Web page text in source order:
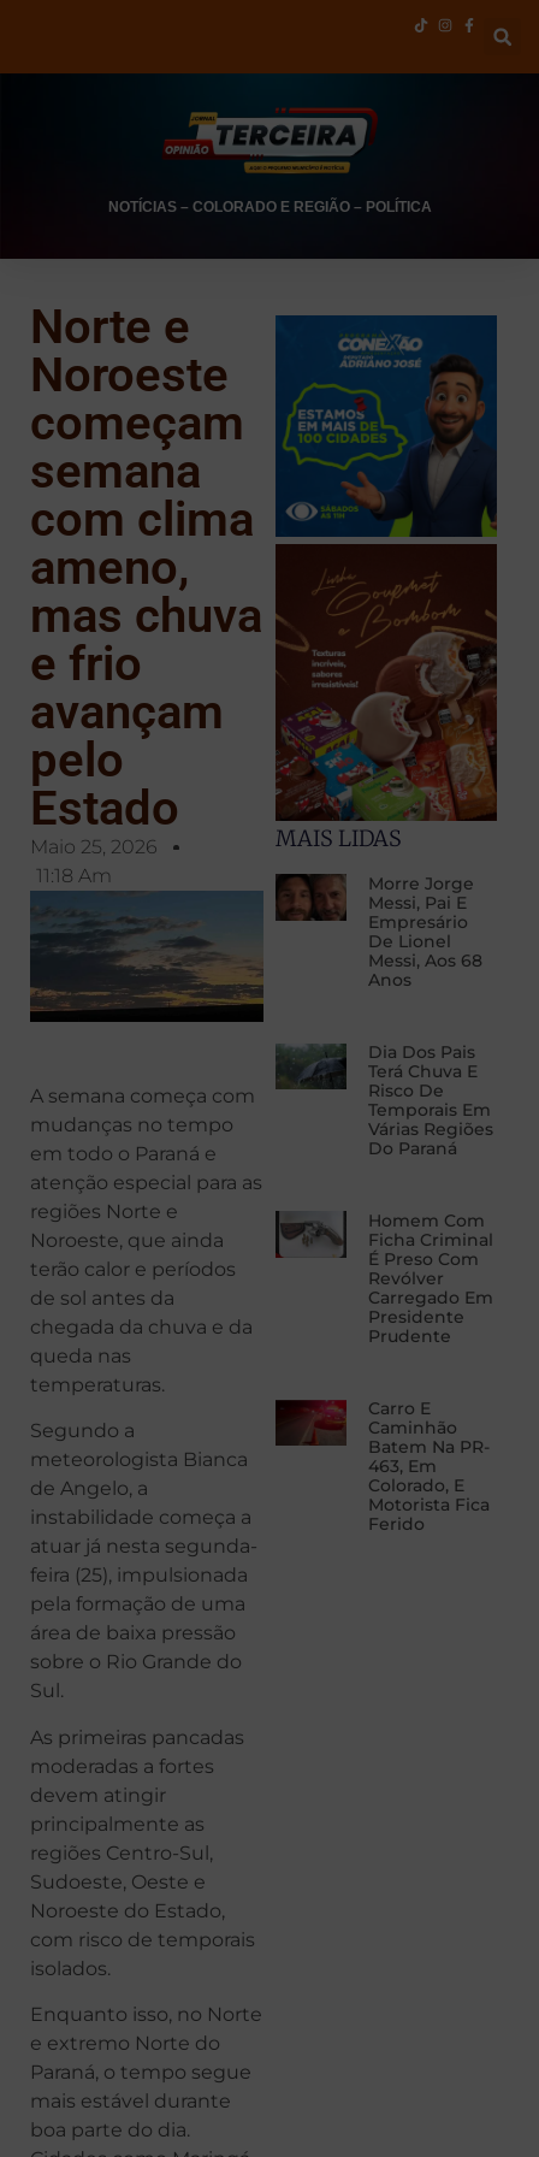
NOTÍCIAS– COLORADO E REGIÃO– POLÍTICA
Norte e
Noroeste
começam
semana
com clima
ameno,
mas chuva
e frio
avançam
pelo
Estado
Maio 25, 2026
11:18 Am
A semana começa com
mudanças no tempo
em todo o Paraná e
atenção especial para as
regiões Norte e
Noroeste, que ainda
terão calor e períodos
de sol antes da
chegada da chuva e da
queda nas
temperaturas.
Segundo a
meteorologista Bianca
de Angelo, a
instabilidade começa a
atuar já nesta segunda-
feira (25), impulsionada
pela formação de uma
área de baixa pressão
sobre o Rio Grande do
Sul.
As primeiras pancadas
moderadas a fortes
devem atingir
principalmente as
regiões Centro-Sul,
Sudoeste, Oeste e
Noroeste do Estado,
com risco de temporais
isolados.
Enquanto isso, no Norte
e extremo Norte do
Paraná, o tempo segue
mais estável durante
boa parte do dia.
MAIS LIDAS
Morre Jorge
Messi, Pai E
Empresário
De Lionel
Messi, Aos 68
Anos
Dia Dos Pais
Terá Chuva E
Risco De
Temporais Em
Várias Regiões
Do Paraná
Homem Com
Ficha Criminal
É Preso Com
Revólver
Carregado Em
Presidente
Prudente
Carro E
Caminhão
Batem Na PR-
463, Em
Colorado, E
Motorista Fica
Ferido